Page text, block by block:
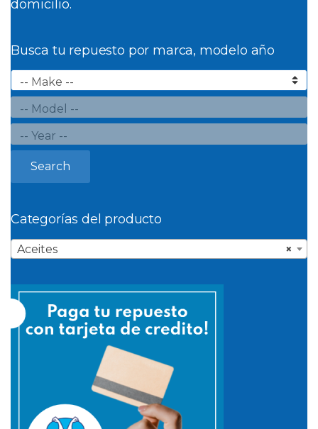
domicilio.
Busca tu repuesto por marca, modelo año
Search
Categorías del producto
×
Aceites